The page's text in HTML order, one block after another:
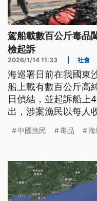
駕船載數百公斤毒品
檢起訴
2026/1/14 11:33 社會
海巡署日前在我國東
船上載有數百公斤高
日偵結，並起訴船上
出，涉案漁民以每人
上船，再企圖航入我
中國漁民 毒品 海